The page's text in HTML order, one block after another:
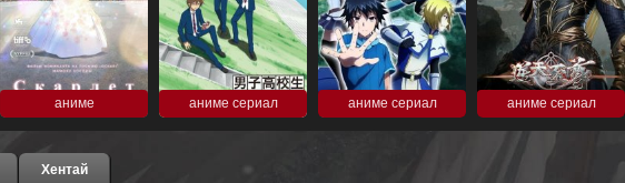
аниме аниме сериал аниме сериал аниме сериал
Хентай